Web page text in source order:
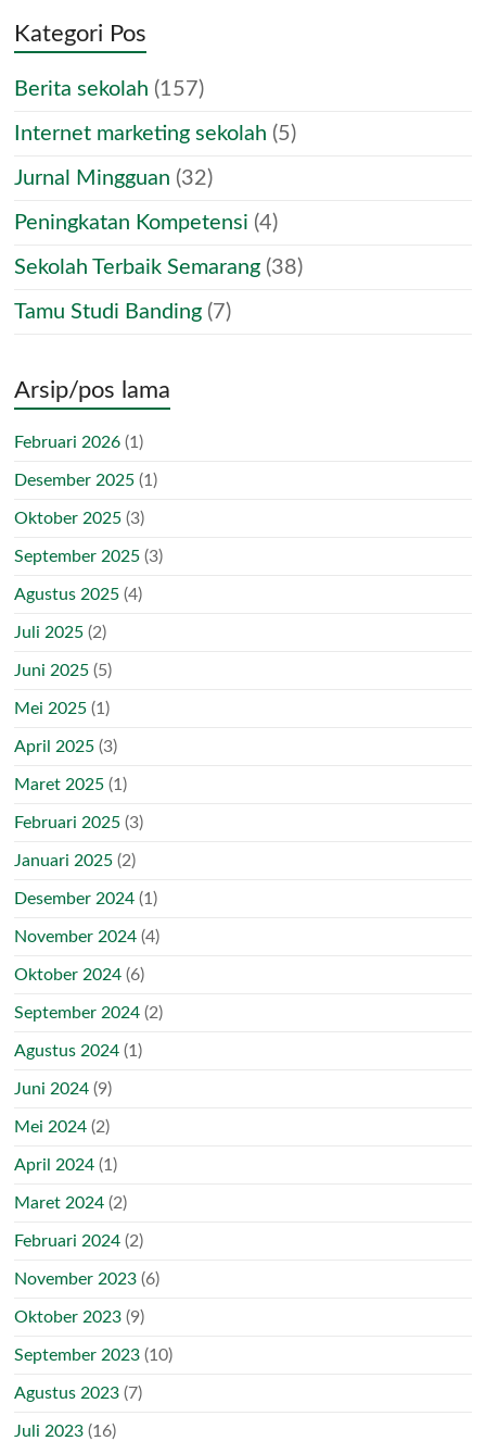
Kategori Pos
Berita sekolah (157)
Internet marketing sekolah (5)
Jurnal Mingguan (32)
Peningkatan Kompetensi (4)
Sekolah Terbaik Semarang (38)
Tamu Studi Banding (7)
Arsip/pos lama
Februari 2026 (1)
Desember 2025 (1)
Oktober 2025 (3)
September 2025 (3)
Agustus 2025 (4)
Juli 2025 (2)
Juni 2025 (5)
Mei 2025 (1)
April 2025 (3)
Maret 2025 (1)
Februari 2025 (3)
Januari 2025 (2)
Desember 2024 (1)
November 2024 (4)
Oktober 2024 (6)
September 2024 (2)
Agustus 2024 (1)
Juni 2024 (9)
Mei 2024 (2)
April 2024 (1)
Maret 2024 (2)
Februari 2024 (2)
November 2023 (6)
Oktober 2023 (9)
September 2023 (10)
Agustus 2023 (7)
Juli 2023 (16)